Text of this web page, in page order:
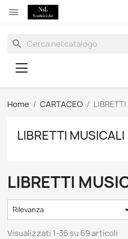

search
Home CARTACEO
LIBRETTI MUSICALI
LIBRETTI
Rilevanza
Visualizzati 1-36 su 69 articoli